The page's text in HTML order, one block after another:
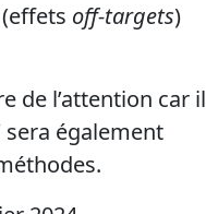
off-targets)
de l’attention car il
également